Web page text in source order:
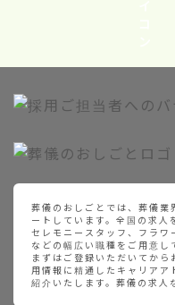
葬儀のおしごとでは、葬儀業
ートしています。全国の求人
セレモニースタッフ、フラワ
などの幅広い職種をご用意し
まずはご登録いただいてか
用情報に精通したキャリア
紹介いたします。葬儀の求人